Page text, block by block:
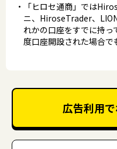
「ヒロセ通商」では
ニ、HiroseTrader、
れかの口座をすでに持
度口座開設された場合で
広告利用